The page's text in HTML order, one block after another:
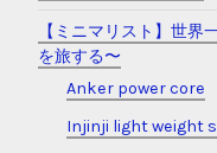
【ミニマリスト】世
を旅する〜
Anker power core
Injinji light weight